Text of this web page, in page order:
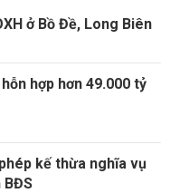
ở Bồ Đề, Long Biên
hợp hơn 49.000 tỷ
kế thừa nghĩa vụ
BĐS